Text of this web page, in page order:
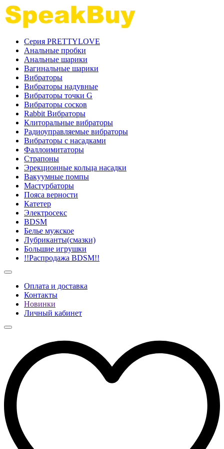
Серия PRETTYLOVE
Анальные пробки
Анальные шарики
Вагинальные шарики
Вибраторы
Вибраторы надувные
Вибраторы точки G
Вибраторы сосков
Rabbit Вибраторы
Клиторальные вибраторы
Радиоуправляемые вибраторы
Вибраторы с насадками
Фаллоимитаторы
Страпоны
Эрекционные кольца насадки
Вакуумные помпы
Мастурбаторы
Пояса верности
Катетер
Электросекс
BDSM
Белье мужское
Лубриканты(смазки)
Большие игрушки
!!Распродажа BDSM!!
Оплата и доставка
Контакты
Новинки
Личный кабинет